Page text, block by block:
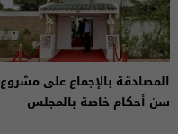
المصادقة بالإجماع على مشروع
سن أحكام خاصة بالمجلس